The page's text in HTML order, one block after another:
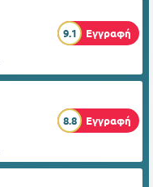
9.1 Εγγραφή
8.8 Εγγραφή